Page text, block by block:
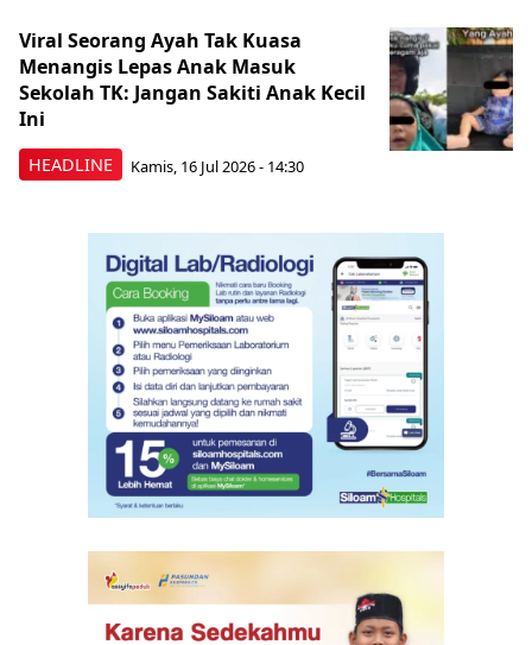
HEADLINE
Viral Seorang Ayah Tak Kuasa
Menangis Lepas Anak Masuk
Sekolah TK: Jangan Sakiti Anak Kecil
Ini
Kamis, 16 Jul 2026 - 14:30